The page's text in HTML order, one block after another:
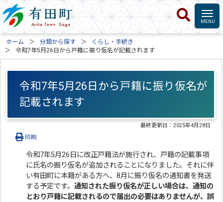
ホーム 分類から探す
くらし・手続き
令和7年5月26日から戸籍に振り仮名が記載されます
令和7年5月26日から戸籍に振り仮名が
記載されます
最終更新日：2025年4月28日
印刷
令和7年5月26日に改正戸籍法が施行され、戸籍の記載事項
に氏名の振り仮名が追加されることになりました。それに伴
い有田町に本籍がある方へ、8月に振り仮名の通知書を発送
する予定です。通知された振り仮名が正しい場合は、通知の
とおり戸籍に記載されるので届出の必要はありませんが、誤